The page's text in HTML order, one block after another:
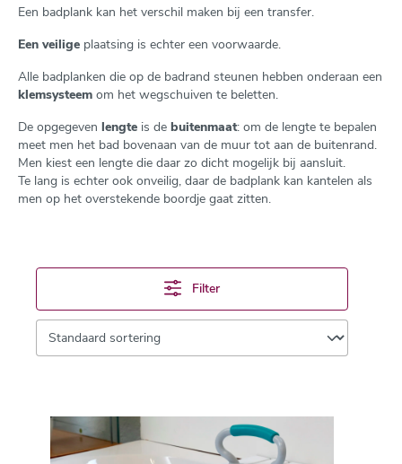
Een badplank kan het verschil maken bij een transfer.
Een veilige plaatsing is echter een voorwaarde.
Alle badplanken die op de badrand steunen hebben onderaan een
klemsysteem om het wegschuiven te beletten.
De opgegeven lengte is de buitenmaat: om de lengte te bepalen
meet men het bad bovenaan van de muur tot aan de buitenrand.
Men kiest een lengte die daar zo dicht mogelijk bij aansluit.
Te lang is echter ook onveilig, daar de badplank kan kantelen als
men op het overstekende boordje gaat zitten.
Filter